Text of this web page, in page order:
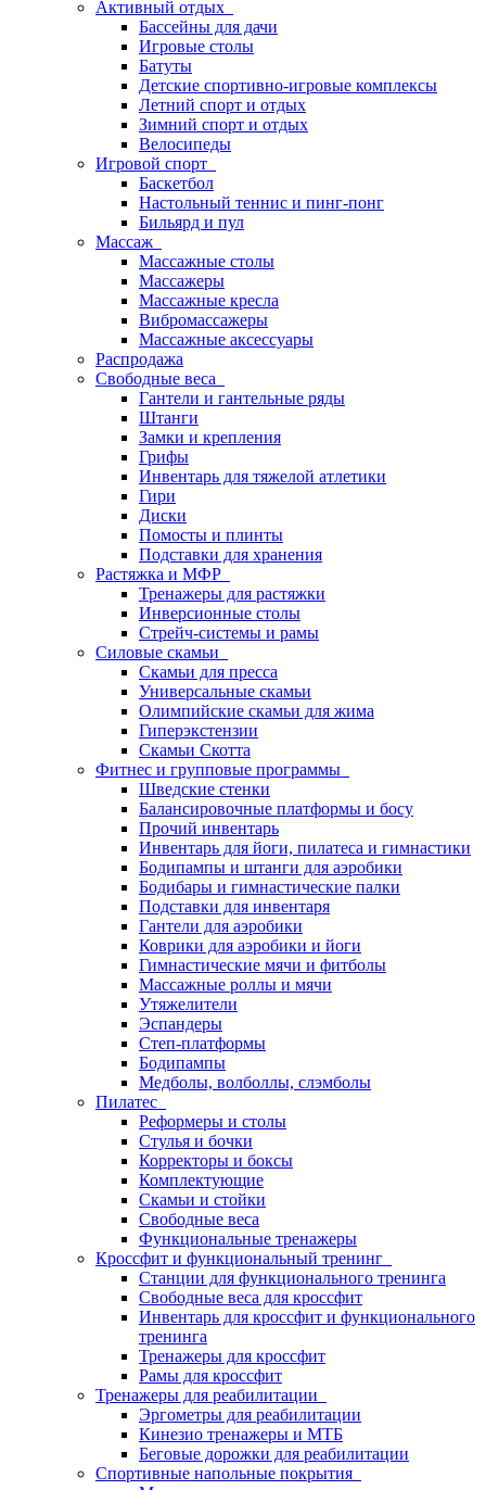
Активный отдых
Бассейны для дачи
Игровые столы
Батуты
Детские спортивно-игровые комплексы
Летний спорт и отдых
Зимний спорт и отдых
Велосипеды
Игровой спорт
Баскетбол
Настольный теннис и пинг-понг
Бильярд и пул
Массаж
Массажные столы
Массажеры
Массажные кресла
Вибромассажеры
Массажные аксессуары
Распродажа
Свободные веса
Гантели и гантельные ряды
Штанги
Замки и крепления
Грифы
Инвентарь для тяжелой атлетики
Гири
Диски
Помосты и плинты
Подставки для хранения
Растяжка и МФР
Тренажеры для растяжки
Инверсионные столы
Стрейч-системы и рамы
Силовые скамьи
Скамьи для пресса
Универсальные скамьи
Олимпийские скамьи для жима
Гиперэкстензии
Скамьи Скотта
Фитнес и групповые программы
Шведские стенки
Балансировочные платформы и босу
Прочий инвентарь
Инвентарь для йоги, пилатеса и гимнастики
Бодипампы и штанги для аэробики
Бодибары и гимнастические палки
Подставки для инвентаря
Гантели для аэробики
Коврики для аэробики и йоги
Гимнастические мячи и фитболы
Массажные роллы и мячи
Утяжелители
Эспандеры
Степ-платформы
Бодипампы
Медболы, волболлы, слэмболы
Пилатес
Реформеры и столы
Стулья и бочки
Корректоры и боксы
Комплектующие
Скамьи и стойки
Свободные веса
Функциональные тренажеры
Кроссфит и функциональный тренинг
Станции для функционального тренинга
Свободные веса для кроссфит
Инвентарь для кроссфит и функционального
тренинга
Тренажеры для кроссфит
Рамы для кроссфит
Тренажеры для реабилитации
Эргометры для реабилитации
Кинезио тренажеры и МТБ
Беговые дорожки для реабилитации
Спортивные напольные покрытия